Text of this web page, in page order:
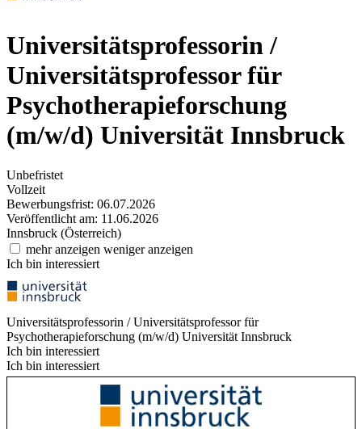
Universitätsprofessorin /
Universitätsprofessor für
Psychotherapieforschung
(m/w/d) Universität Innsbruck
Unbefristet
Vollzeit
Bewerbungsfrist: 06.07.2026
Veröffentlicht am: 11.06.2026
Innsbruck (Österreich)
mehr anzeigen weniger anzeigen
Ich bin interessiert
Universitätsprofessorin / Universitätsprofessor für
Psychotherapieforschung (m/w/d) Universität Innsbruck
Ich bin interessiert
Ich bin interessiert